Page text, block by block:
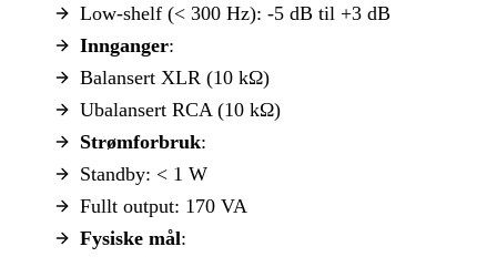
Low-shelf (< 300 Hz): -5 dB til +3 dB
Innganger:
Balansert XLR (10 kΩ)
Ubalansert RCA (10 kΩ)
Strømforbruk:
Standby: < 1 W
Fullt output: 170 VA
Fysiske mål: